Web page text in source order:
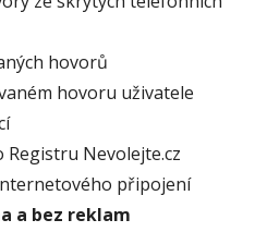
hovorů
hovoru uživatele
Nevolejte.cz
připojení
a bez reklam